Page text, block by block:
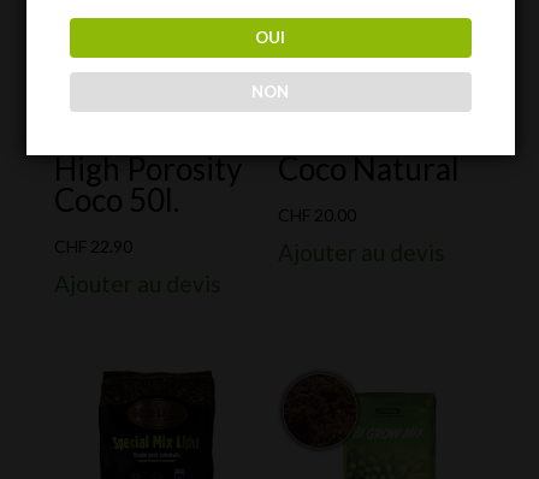
High Porosity
Coco 50l.
CHF 22.90
Coco Natural
CHF 20.00
OUI
NON